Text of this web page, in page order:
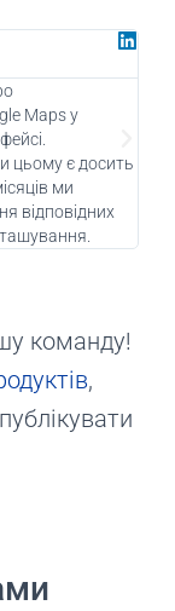
Maps у
цьому є досить
ми
відповідних
команду!
,